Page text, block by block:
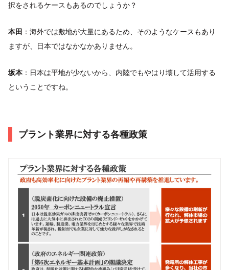
択をされるケースもあるのでしょうか？
本田 ：海外では敷地が大量にあるため、そのようなケースもあり
ますが、日本ではなかなかありません。
坂本 ：日本は平地が少ないから、内陸でもやはり壊して活用する
ということですね。
プラント業界に対する各種政策